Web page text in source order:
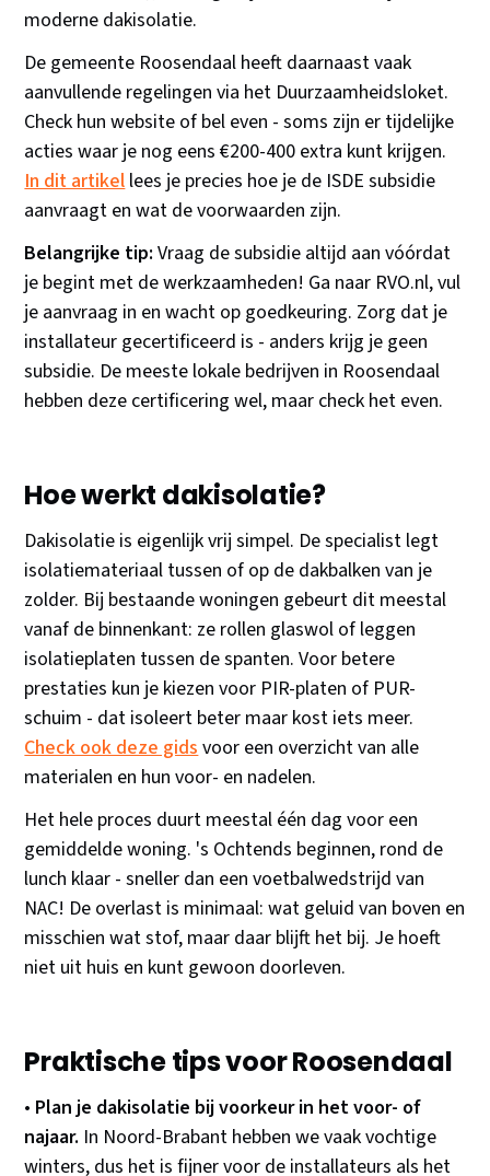
moderne dakisolatie.
De gemeente Roosendaal heeft daarnaast vaak
aanvullende regelingen via het Duurzaamheidsloket.
Check hun website of bel even - soms zijn er tijdelijke
acties waar je nog eens €200-400 extra kunt krijgen.
In dit artikellees je precies hoe je de ISDE subsidie
aanvraagt en wat de voorwaarden zijn.
Belangrijke tip: Vraag de subsidie altijd aan vóórdat
je begint met de werkzaamheden! Ga naar RVO.nl, vul
je aanvraag in en wacht op goedkeuring. Zorg dat je
installateur gecertificeerd is - anders krijg je geen
subsidie. De meeste lokale bedrijven in Roosendaal
hebben deze certificering wel, maar check het even.
Hoe werkt dakisolatie?
Dakisolatie is eigenlijk vrij simpel. De specialist legt
isolatiemateriaal tussen of op de dakbalken van je
zolder. Bij bestaande woningen gebeurt dit meestal
vanaf de binnenkant: ze rollen glaswol of leggen
isolatieplaten tussen de spanten. Voor betere
prestaties kun je kiezen voor PIR-platen of PUR-
schuim - dat isoleert beter maar kost iets meer.
Check ook deze gidsvoor een overzicht van alle
materialen en hun voor- en nadelen.
Het hele proces duurt meestal één dag voor een
gemiddelde woning. 's Ochtends beginnen, rond de
lunch klaar - sneller dan een voetbalwedstrijd van
NAC! De overlast is minimaal: wat geluid van boven en
misschien wat stof, maar daar blijft het bij. Je hoeft
niet uit huis en kunt gewoon doorleven.
Praktische tips voor Roosendaal
• Plan je dakisolatie bij voorkeur in het voor- of
najaar. In Noord-Brabant hebben we vaak vochtige
winters, dus het is fijner voor de installateurs als het